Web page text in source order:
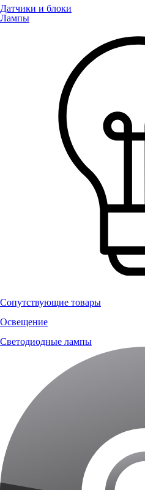
Датчики и блоки
Лампы
Сопутствующие товары
Освещение
Светодиодные лампы